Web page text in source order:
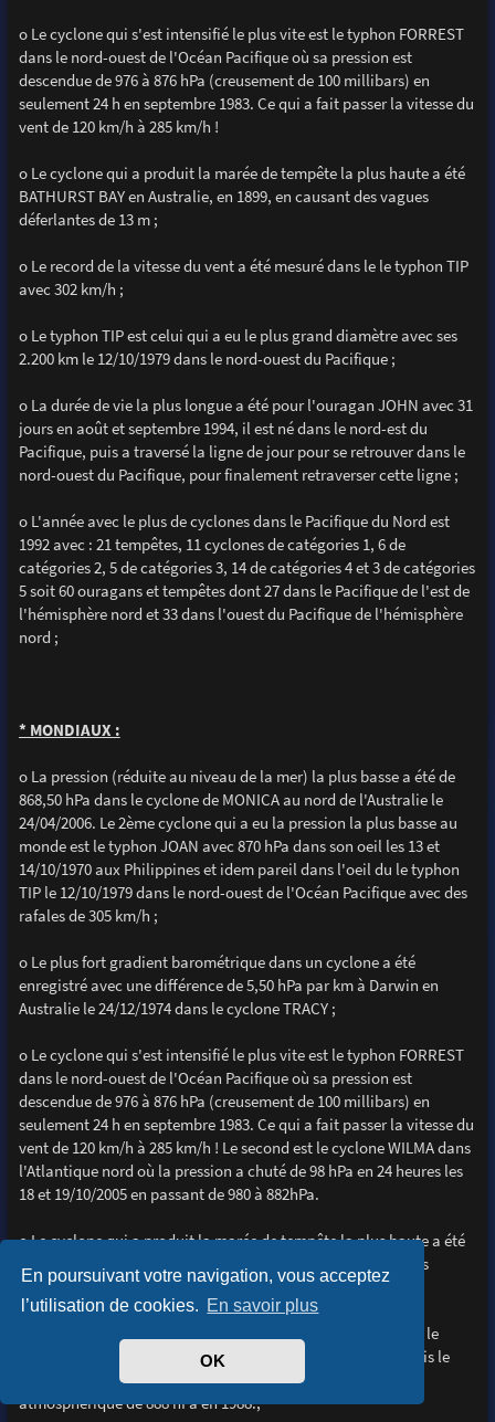
En poursuivant votre navigation, vous acceptez
l’utilisation de cookies. En savoir plus
OK
o Le cyclone qui s'est intensifié le plus vite est le typhon FORREST
dans le nord-ouest de l'Océan Pacifique où sa pression est
descendue de 976 à 876 hPa (creusement de 100 millibars) en
seulement 24 h en septembre 1983. Ce qui a fait passer la vitesse du
vent de 120 km/h à 285 km/h !
o Le cyclone qui a produit la marée de tempête la plus haute a été
BATHURST BAY en Australie, en 1899, en causant des vagues
déferlantes de 13 m ;
o Le record de la vitesse du vent a été mesuré dans le le typhon TIP
avec 302 km/h ;
o Le typhon TIP est celui qui a eu le plus grand diamètre avec ses
2.200 km le 12/10/1979 dans le nord-ouest du Pacifique ;
o La durée de vie la plus longue a été pour l'ouragan JOHN avec 31
jours en août et septembre 1994, il est né dans le nord-est du
Pacifique, puis a traversé la ligne de jour pour se retrouver dans le
nord-ouest du Pacifique, pour finalement retraverser cette ligne ;
o L'année avec le plus de cyclones dans le Pacifique du Nord est
1992 avec : 21 tempêtes, 11 cyclones de catégories 1, 6 de
catégories 2, 5 de catégories 3, 14 de catégories 4 et 3 de catégories
5 soit 60 ouragans et tempêtes dont 27 dans le Pacifique de l'est de
l'hémisphère nord et 33 dans l'ouest du Pacifique de l'hémisphère
nord ;
* MONDIAUX :
o La pression (réduite au niveau de la mer) la plus basse a été de
868,50 hPa dans le cyclone de MONICA au nord de l'Australie le
24/04/2006. Le 2ème cyclone qui a eu la pression la plus basse au
monde est le typhon JOAN avec 870 hPa dans son oeil les 13 et
14/10/1970 aux Philippines et idem pareil dans l'oeil du le typhon
TIP le 12/10/1979 dans le nord-ouest de l'Océan Pacifique avec des
rafales de 305 km/h ;
o Le plus fort gradient barométrique dans un cyclone a été
enregistré avec une différence de 5,50 hPa par km à Darwin en
Australie le 24/12/1974 dans le cyclone TRACY ;
o Le cyclone qui s'est intensifié le plus vite est le typhon FORREST
dans le nord-ouest de l'Océan Pacifique où sa pression est
descendue de 976 à 876 hPa (creusement de 100 millibars) en
seulement 24 h en septembre 1983. Ce qui a fait passer la vitesse du
vent de 120 km/h à 285 km/h ! Le second est le cyclone WILMA dans
l'Atlantique nord où la pression a chuté de 98 hPa en 24 heures les
18 et 19/10/2005 en passant de 980 à 882hPa.
o Le cyclone qui a produit la marée de tempête la plus haute a été
BATHURST BAY en Australie, en 1899, en causant des vagues
déferlantes de 13 m ;
o Le record de la vitesse du vent enregistré au sol a été dans le
cyclone WILMA, le 19/10/2005 avec des vents à 330.km/h. Puis le
2ème est le cyclone GILBERT avec 320 km/h et une pression
atmosphèrique de 888 hPa en 1988.;